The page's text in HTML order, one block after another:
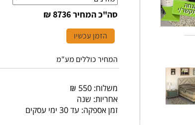
סה"כ המחיר8736 ₪
הזמן עכשיו
המחיר כוללים מע"מ
משלוח: 550 ₪
אחריות: שנה
זמן אספקה: עד 30 ימי עסקים